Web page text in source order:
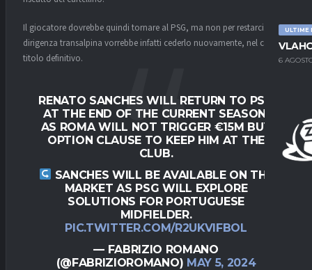
ULTIME
6
Il giocatore dovrebbe quindi tornare al PSG, ma non per restarci. La
dirigenza transalpina vorrebbe infatti cederlo nuovamente, nel caso a
titolo definitivo.
RENATO SANCHES WILL RETURN TO PSG
AT THE END OF THE CURRENT SEASON,
AS ROMA WILL NOT TRIGGER €15M BUY
OPTION CLAUSE TO KEEP HIM AT THE
CLUB.
SANCHES WILL BE AVAILABLE ON THE
MARKET AS PSG WILL EXPLORE
SOLUTIONS FOR PORTUGUESE
MIDFIELDER.
PIC.TWITTER.COM/R2UKVIFBOL
— FABRIZIO ROMANO
(@FABRIZIOROMANO) MAY 5, 2024